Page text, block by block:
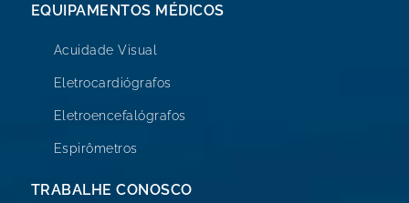
EQUIPAMENTOS MÉDICOS
Acuidade Visual
Eletrocardiógrafos
Eletroencefalógrafos
Espirômetros
TRABALHE CONOSCO